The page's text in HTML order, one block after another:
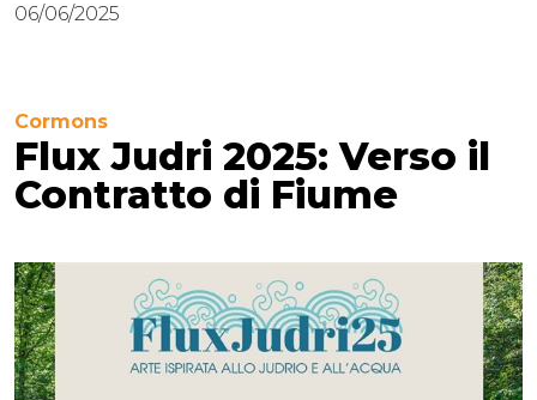
06/06/2025
Cormons
Flux Judri 2025: Verso il
Contratto di Fiume